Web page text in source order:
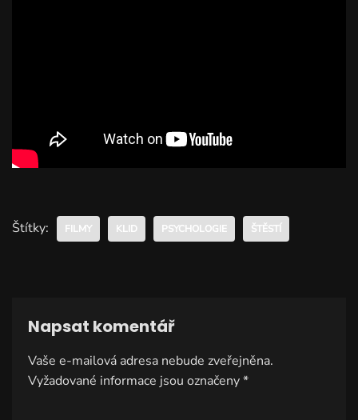
Štítky: FILMY KLID PSYCHOLOGIE ŠTĚSTÍ
Napsat komentář
Vaše e-mailová adresa nebude zveřejněna.
Vyžadované informace jsou označeny*
A
lt